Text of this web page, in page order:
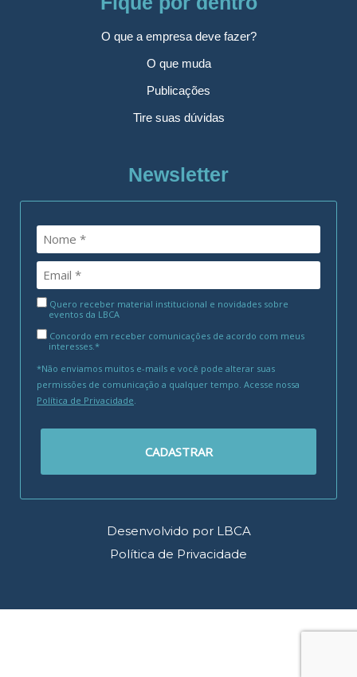
O que a empresa deve fazer?
O que muda
Publicações
Tire suas dúvidas
Newsletter
Quero receber material institucional e novidades sobre
eventos da LBCA
Concordo em receber comunicações de acordo com meus
interesses.*
*Não enviamos muitos e-mails e você pode alterar suas
permissões de comunicação a qualquer tempo. Acesse nossa
Política de Privacidade.
CADASTRAR
Desenvolvido por LBCA
Política de Privacidade